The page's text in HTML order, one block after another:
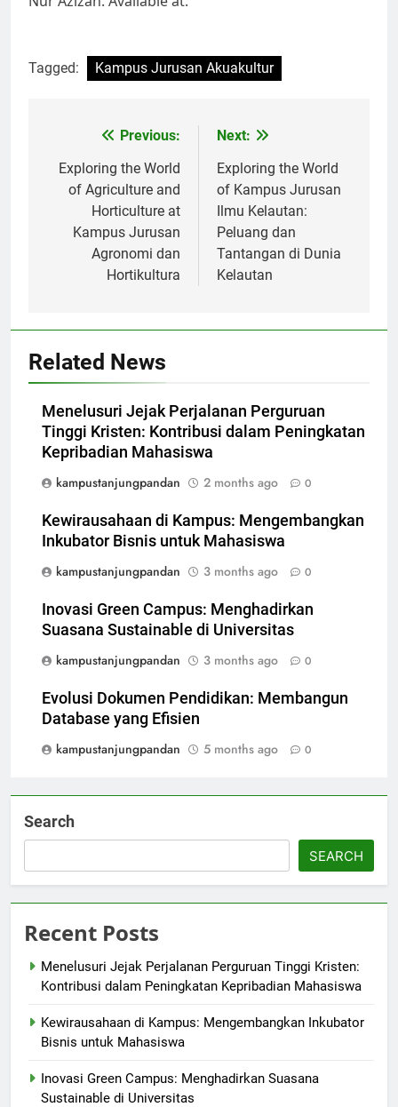
Tagged: Kampus Jurusan Akuakultur
navigation
Previous:
Exploring the World
of Agriculture and
Horticulture at
Kampus Jurusan
Agronomi dan
Hortikultura
Next:
Exploring the World
of Kampus Jurusan
Ilmu Kelautan:
Peluang dan
Tantangan di Dunia
Kelautan
Related News
Menelusuri Jejak Perjalanan Perguruan
Tinggi Kristen: Kontribusi dalam Peningkatan
Kepribadian Mahasiswa
kampustanjungpandan
2 months ago 0
Kewirausahaan di Kampus: Mengembangkan
Inkubator Bisnis untuk Mahasiswa
kampustanjungpandan
3 months ago 0
Inovasi Green Campus: Menghadirkan
Suasana Sustainable di Universitas
kampustanjungpandan
3 months ago 0
Evolusi Dokumen Pendidikan: Membangun
Database yang Efisien
kampustanjungpandan
5 months ago 0
Search
SEARCH
Recent Posts
Menelusuri Jejak Perjalanan Perguruan Tinggi Kristen:
Kontribusi dalam Peningkatan Kepribadian Mahasiswa
Kewirausahaan di Kampus: Mengembangkan Inkubator
Bisnis untuk Mahasiswa
Inovasi Green Campus: Menghadirkan Suasana
Sustainable di Universitas